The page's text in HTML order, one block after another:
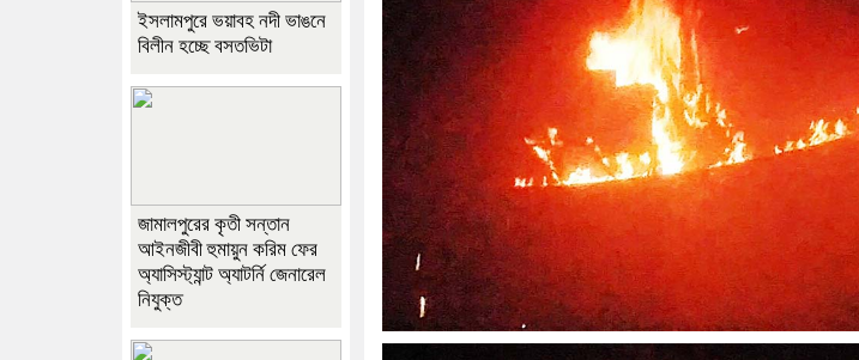
ইসলামপুরে ভয়াবহ নদী ভাঙনে
বিলীন হচ্ছে বসতভিটা
জামালপুরের কৃতী সন্তান
আইনজীবী হুমায়ুন করিম ফের
অ্যাসিস্ট্যান্ট অ্যাটর্নি জেনারেল
নিযুক্ত